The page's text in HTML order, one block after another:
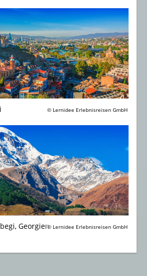
© Lernidee Erlebnisreisen GmbH
© Lernidee Erlebnisreisen GmbH
Georgien